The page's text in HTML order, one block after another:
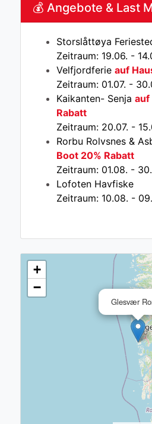
💰 Angebote & Last
Storslåttøya
Zeitraum: 19.06. -
Velfjordferie auf
Zeitraum: 01.07. -
Kaikanten- Senja auf
Rabatt
Zeitraum: 20.07. -
Rorbu Rolvsnes &
Boot 20% Rabatt
Zeitraum: 01.08. -
Lofoten Havfiske
Zeitraum: 10.08. -
Glesvær
+
−